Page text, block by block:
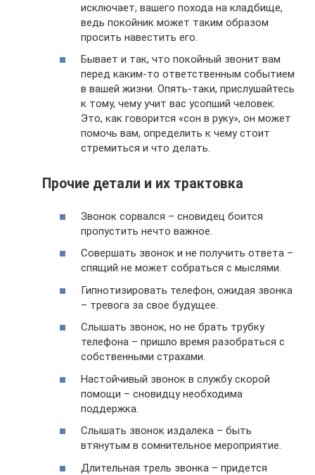
исключает, вашего похода на кладбище,
ведь покойник может таким образом
просить навестить его.
Бывает и так, что покойный звонит вам
перед каким-то ответственным событием
в вашей жизни. Опять-таки, прислушайтесь
к тому, чему учит вас усопший человек.
Это, как говорится «сон в руку», он может
помочь вам, определить к чему стоит
стремиться и что делать.
Прочие детали и их трактовка
Звонок сорвался – сновидец боится
пропустить нечто важное.
Совершать звонок и не получить ответа –
спящий не может собраться с мыслями.
Гипнотизировать телефон, ожидая звонка
– тревога за свое будущее.
Слышать звонок, но не брать трубку
телефона – пришло время разобраться с
собственными страхами.
Настойчивый звонок в службу скорой
помощи – сновидцу необходима
поддержка.
Слышать звонок издалека – быть
втянутым в сомнительное мероприятие.
Длительная трель звонка – придется